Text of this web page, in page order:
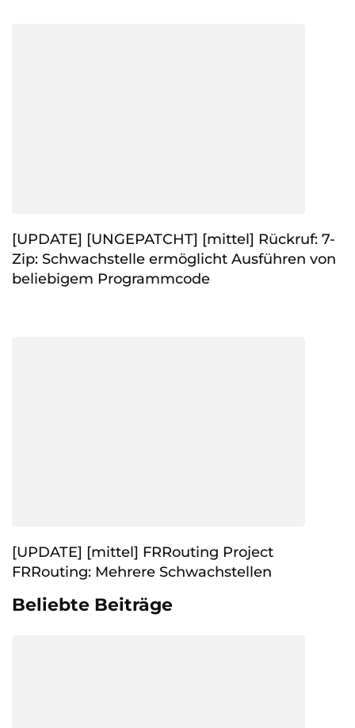
[UPDATE] [UNGEPATCHT] [mittel] Rückruf: 7-
Zip: Schwachstelle ermöglicht Ausführen von
beliebigem Programmcode
[UPDATE] [mittel] FRRouting Project
FRRouting: Mehrere Schwachstellen
Beliebte Beiträge